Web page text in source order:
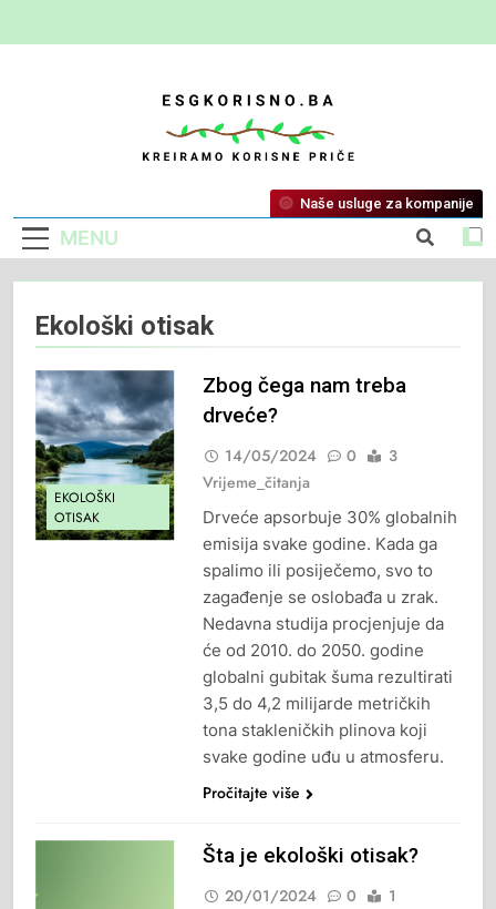
ESG Korisno
Kreiramo Korisne Priče
MENU
Naše usluge za kompanije
Ekološki otisak
EKOLOŠKI
OTISAK
Zbog čega nam treba
drveće?
14/05/2024 0
3
Vrijeme_čitanja
Drveće apsorbuje 30% globalnih
emisija svake godine. Kada ga
spalimo ili posiječemo, svo to
zagađenje se oslobađa u zrak.
Nedavna studija procjenjuje da
će od 2010. do 2050. godine
globalni gubitak šuma rezultirati
3,5 do 4,2 milijarde metričkih
tona stakleničkih plinova koji
svake godine uđu u atmosferu.
Pročitajte više
Šta je ekološki otisak?
20/01/2024 0
1